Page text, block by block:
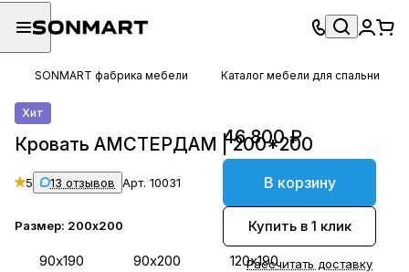
SONMART фабрика мебели Каталог мебели для спальни
Хит
Кровать АМСТЕРДАМ | 200*200
5 13 отзывов Арт. 10031
Размер: 200х200
90х190 90х200 120х190
46 800 ₽
В корзину
Купить в 1 клик
Рассчитать доставку